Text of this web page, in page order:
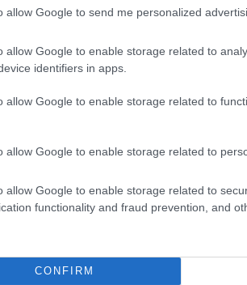
allow Google to send me personalized
allow Google to enable storage related to
identifiers in apps.
allow Google to enable storage related to
allow Google to enable storage related to
allow Google to enable storage related to
functionality and fraud prevention, and
CONFIRM
40 centimetara između
jastuku“, prvi pupoljci
promjene, povrće pouzdano
zemljišta.
teških plodova bez
je od štetočina,
da meko podupiranje
potpore omogućava